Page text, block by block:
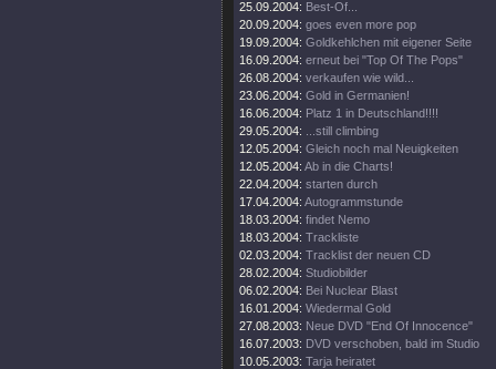
25.09.2004: Best-Of...
20.09.2004: goes even more pop
19.09.2004: Goldkehlchen mit eigener Seite
16.09.2004: erneut bei "Top Of The Pops"
26.08.2004: verkaufen wie wild...
23.06.2004: Gold in Germanien!
16.06.2004: Platz 1 in Deutschland!!!!
29.05.2004:
...still climbing
12.05.2004: Gleich noch mal Neuigkeiten
12.05.2004: Ab in die Charts!
22.04.2004: starten durch
17.04.2004: Autogrammstunde
18.03.2004: findet Nemo
18.03.2004: Trackliste
02.03.2004: Tracklist der neuen CD
28.02.2004: Studiobilder
06.02.2004: Bei Nuclear Blast
16.01.2004: Wiedermal Gold
27.08.2003: Neue DVD "End Of Innocence"
16.07.2003: DVD verschoben, bald im Studio
10.05.2003: Tarja heiratet